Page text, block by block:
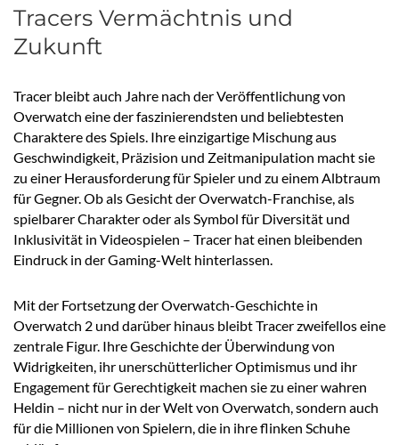
Tracers Vermächtnis und
Zukunft
Tracer bleibt auch Jahre nach der Veröffentlichung von
Overwatch eine der faszinierendsten und beliebtesten
Charaktere des Spiels. Ihre einzigartige Mischung aus
Geschwindigkeit, Präzision und Zeitmanipulation macht sie
zu einer Herausforderung für Spieler und zu einem Albtraum
für Gegner. Ob als Gesicht der Overwatch-Franchise, als
spielbarer Charakter oder als Symbol für Diversität und
Inklusivität in Videospielen – Tracer hat einen bleibenden
Eindruck in der Gaming-Welt hinterlassen.
Mit der Fortsetzung der Overwatch-Geschichte in
Overwatch 2 und darüber hinaus bleibt Tracer zweifellos eine
zentrale Figur. Ihre Geschichte der Überwindung von
Widrigkeiten, ihr unerschütterlicher Optimismus und ihr
Engagement für Gerechtigkeit machen sie zu einer wahren
Heldin – nicht nur in der Welt von Overwatch, sondern auch
für die Millionen von Spielern, die in ihre flinken Schuhe